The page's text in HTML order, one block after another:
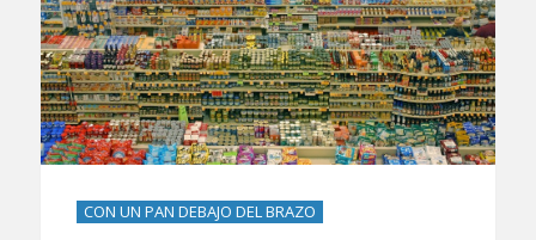
CON UN PAN DEBAJO DEL BRAZO